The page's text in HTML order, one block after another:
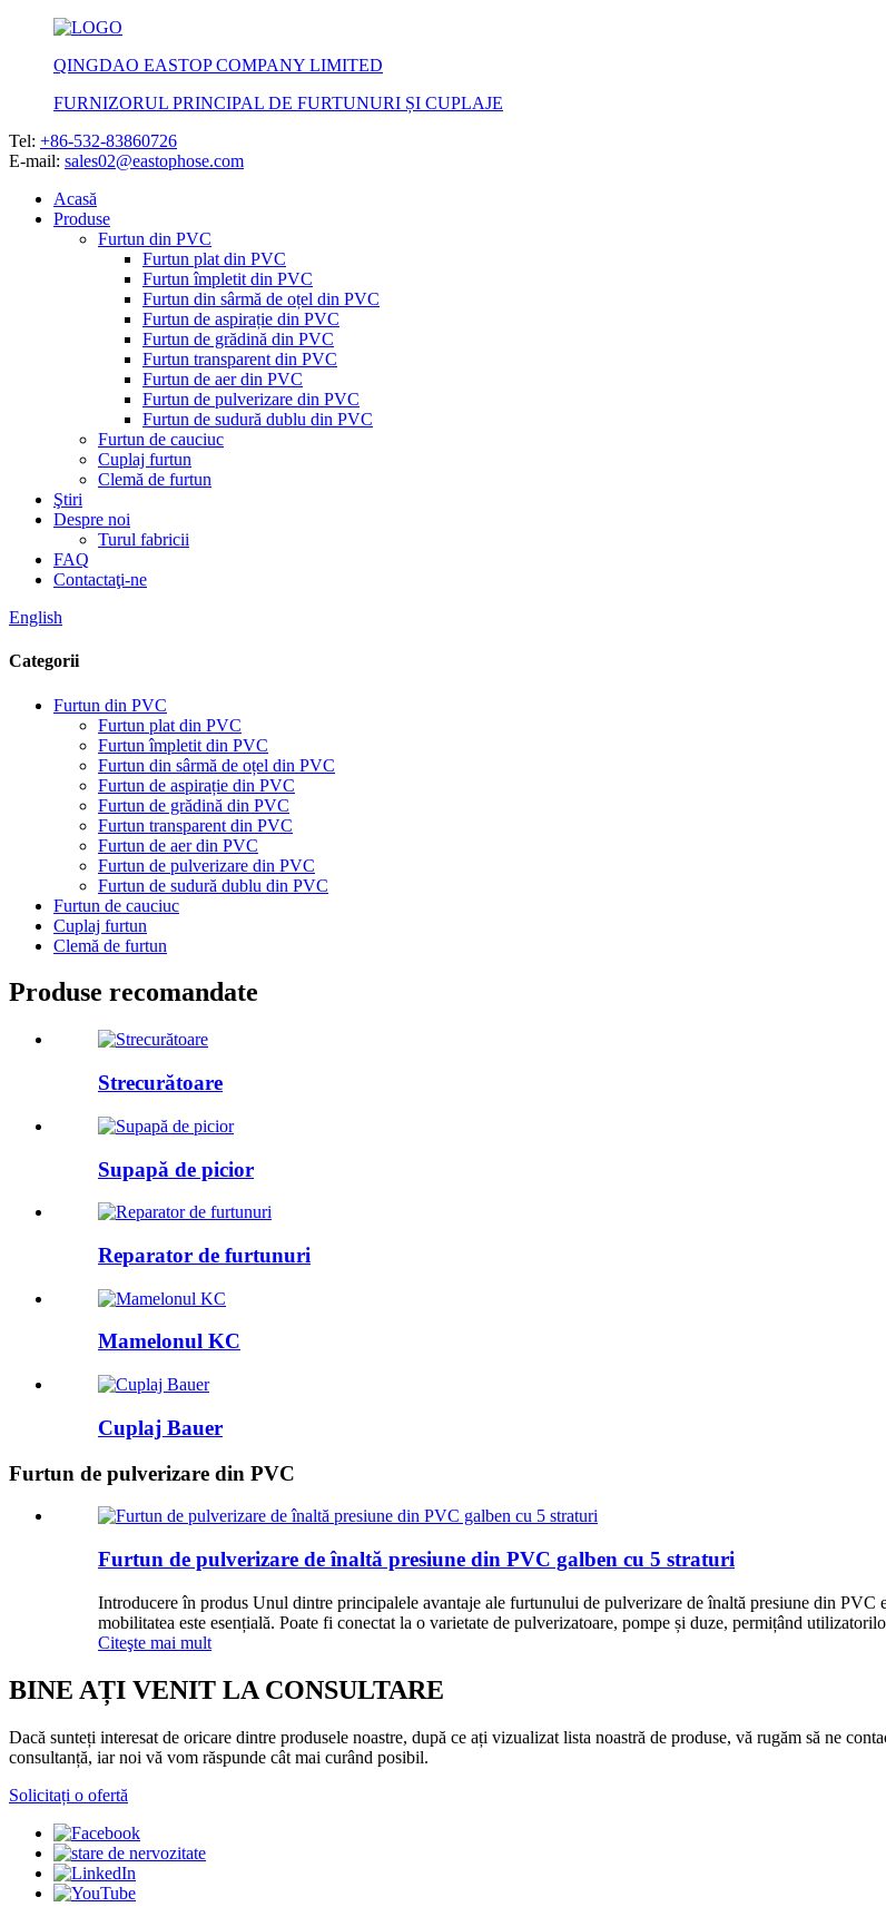
QINGDAO EASTOP COMPANY LIMITED
FURNIZORUL PRINCIPAL DE FURTUNURI ȘI CUPLAJE
Tel: +86-532-83860726
E-mail: sales02@eastophose.com
Acasă
Produse
Furtun din PVC
Furtun plat din PVC
Furtun împletit din PVC
Furtun din sârmă de oțel din PVC
Furtun de aspirație din PVC
Furtun de grădină din PVC
Furtun transparent din PVC
Furtun de aer din PVC
Furtun de pulverizare din PVC
Furtun de sudură dublu din PVC
Furtun de cauciuc
Cuplaj furtun
Clemă de furtun
Ştiri
Despre noi
Turul fabricii
FAQ
Contactaţi-ne
English
Categorii
Furtun din PVC
Furtun plat din PVC
Furtun împletit din PVC
Furtun din sârmă de oțel din PVC
Furtun de aspirație din PVC
Furtun de grădină din PVC
Furtun transparent din PVC
Furtun de aer din PVC
Furtun de pulverizare din PVC
Furtun de sudură dublu din PVC
Furtun de cauciuc
Cuplaj furtun
Clemă de furtun
Produse recomandate
Strecurătoare
Supapă de picior
Reparator de furtunuri
Mamelonul KC
Cuplaj Bauer
Furtun de pulverizare din PVC
Furtun de pulverizare de înaltă presiune din PVC galben cu 5 straturi
Introducere în produs Unul dintre principalele avantaje ale furtunului de pulverizare de înaltă presiune din PVC
mobilitatea este esențială. Poate fi conectat la o varietate de pulverizatoare, pompe și duze, permițând
Citeşte mai mult
BINE AȚI VENIT LA CONSULTARE
Dacă sunteți interesat de oricare dintre produsele noastre, după ce ați vizualizat lista noastră de produse, vă rugăm să ne
consultanță, iar noi vă vom răspunde cât mai curând posibil.
Solicitați o ofertă